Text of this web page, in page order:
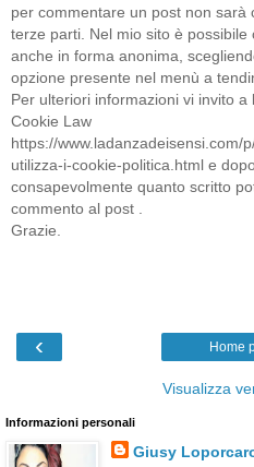
per commentare un post non sarà
terze parti. Nel mio sito è possibile
anche in forma anonima,
opzione presente nel menù a
Per ulteriori informazioni vi invito a
Cookie Law
https://www.ladanzadeisensi.com/
utilizza-i-cookie-politica.html e
consapevolmente quanto scritto
commento al post .
Grazie.
‹ Home
Visualizza
Informazioni personali
Giusy